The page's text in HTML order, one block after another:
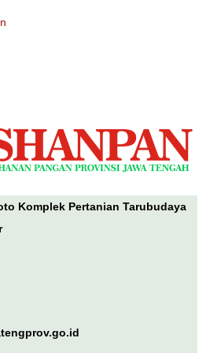
Komplek Pertanian Tarubudaya